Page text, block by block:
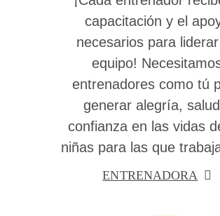
capacitación y el
necesarios para
equipo!
entrenadores como tú
generar alegría,
confianza en las vidas
niñas para las que
ENTRENADORA